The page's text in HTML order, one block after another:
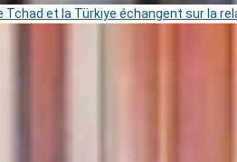
Tchad et la Türkiye échangent sur la